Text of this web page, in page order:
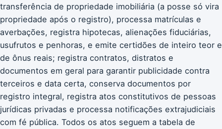
transferência de propriedade imobiliária (a posse só vira
propriedade após o registro), processa matrículas e
averbações, registra hipotecas, alienações fiduciárias,
usufrutos e penhoras, e emite certidões de inteiro teor e
de ônus reais; registra contratos, distratos e
documentos em geral para garantir publicidade contra
terceiros e data certa, conserva documentos por
registro integral, registra atos constitutivos de pessoas
jurídicas privadas e processa notificações extrajudiciais
com fé pública. Todos os atos seguem a tabela de